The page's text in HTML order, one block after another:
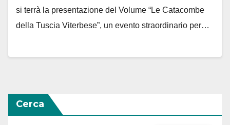
si terrà la presentazione del Volume “Le Catacombe
della Tuscia Viterbese”, un evento straordinario per…
Cerca